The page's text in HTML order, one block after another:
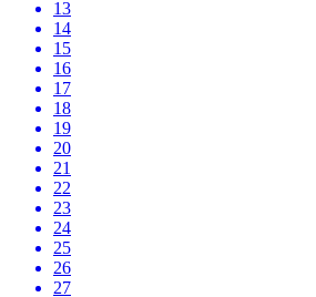
13
14
15
16
17
18
19
20
21
22
23
24
25
26
27